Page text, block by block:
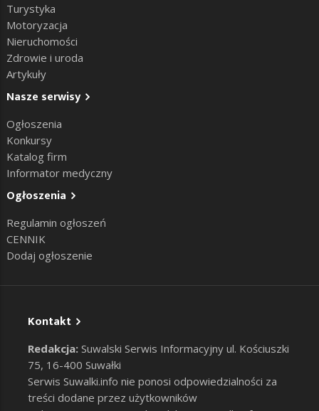
Turystyka
Motoryzacja
Nieruchomości
Zdrowie i uroda
Artykuły
Nasze serwisy
Ogłoszenia
Konkursy
Katalog firm
Informator medyczny
Ogłoszenia
Regulamin ogłoszeń
CENNIK
Dodaj ogłoszenie
Kontakt
Redakcja: Suwalski Serwis Informacyjny ul. Kościuszki
75, 16-400 Suwałki
Serwis Suwalki.info nie ponosi odpowiedzialności za
treści dodane przez użytkowników